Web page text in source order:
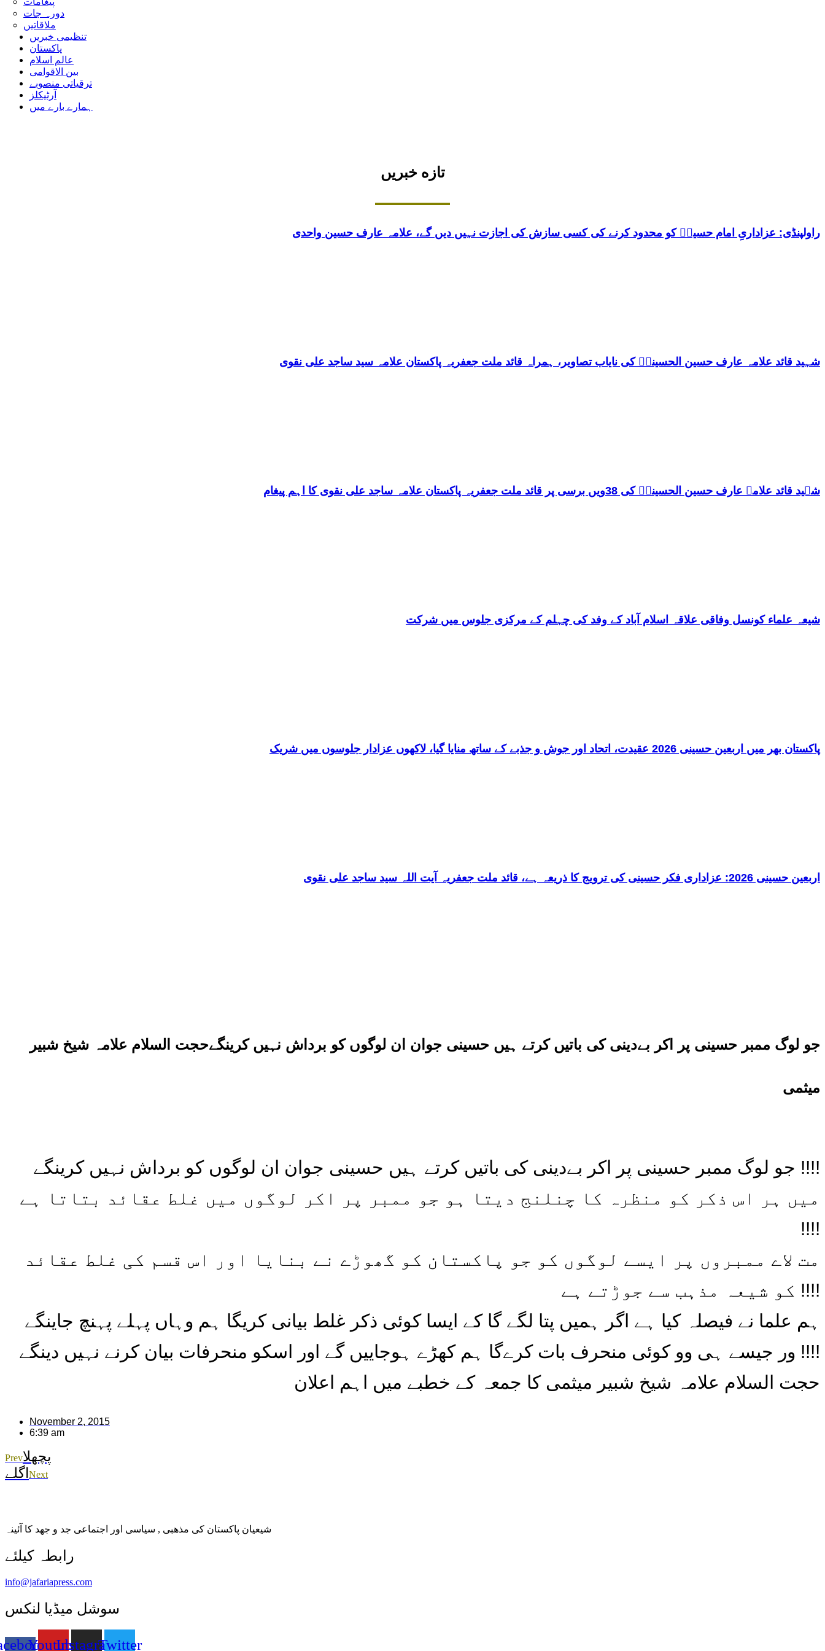
دورہ جات
ملاقاتیں
تنظیمی خبریں
پاکستان
عالم اسلام
بین الاقوامی
ترقیاتی منصوبے
آرٹیکلز
ہمارے بارے میں
تازه خبریں
راولپنڈی: عزاداریِ امام حسینؑ کو محدود کرنے کی کسی سازش کی اجازت نہیں دیں گے، علامہ عارف حسین واحدی
شہید قائد علامہ عارف حسین الحسینیؒ کی نایاب تصاویر، ہمراہ قائد ملت جعفریہ پاکستان علامہ سید ساجد علی نقوی
شہید قائد علامہ عارف حسین الحسینیؒ کی 38ویں برسی پر قائد ملت جعفریہ پاکستان علامہ ساجد علی نقوی کا اہم پیغام
شیعہ علماء کونسل وفاقی علاقہ اسلام آباد کے وفد کی چہلم کے مرکزی جلوس میں شرکت
پاکستان بھر میں اربعین حسینی 2026 عقیدت، اتحاد اور جوش و جذبے کے ساتھ منایا گیا، لاکھوں عزادار جلوسوں میں شریک
اربعین حسینی 2026: عزاداری فکر حسینی کی ترویج کا ذریعہ ہے، قائد ملت جعفریہ آیت اللہ سید ساجد علی نقوی
جو لوگ ممبر حسینی پر اکر بےدینی کی باتیں کرتے ہیں حسینی جوان ان لوگوں کو برداش نہیں کرینگےحجت السلام علامہ شیخ شبیر
میثمی
جو لوگ ممبر حسینی پر اکر بےدینی کی باتیں کرتے ہیں حسینی جوان ان لوگوں کو برداش نہیں کرینگے !!!!
میں ہر اس ذکر کو منظرہ کا چنلنج دیتا ہو جو ممبر پر اکر لوگوں میں غلط عقائد بتاتا ہے
!!!!
مت لاے ممبروں پر ایسے لوگوں کو جو پاکستان کو گھوڑے نے بنایا اور اس قسم کی غلط عقائد
کو شیعہ مذہب سے جوڑتے ہے !!!!
ہم علما نے فیصلہ کیا ہے اگر ہمیں پتا لگے گا کے ایسا کوئی ذکر غلط بیانی کریگا ہم وہاں پہلے پہنچ جاینگے
ور جیسے ہی وو کوئی منحرف بات کرےگا ہم کھڑے ہوجاییں گے اور اسکو منحرفات بیان کرنے نہیں دینگے !!!!
حجت السلام علامہ شیخ شبیر میثمی کا جمعہ کے خطبے میں اہم اعلان
November 2, 2015
6:39 am
Prevپچھلا
اگلے Next
شیعیان پاکستان کی مذهبی , سیاسی اور اجتماعی جد و جهد کا آئینہ
info@jafariapress.com​
سوشل میڈیا لنکس
YoutubeInstagramTwitter